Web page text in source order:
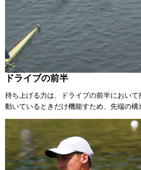
ドライブの前半
持ち上げる力は、ドライブの前半におい
動いているときだけ機能すため、先端の構